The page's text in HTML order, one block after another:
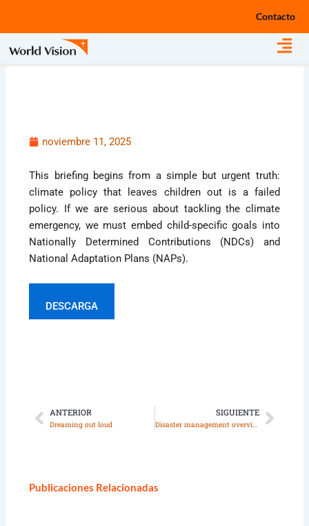
Contacto
noviembre 11, 2025
This briefing begins from a simple but urgent truth:
climate policy that leaves children out is a failed
policy. If we are serious about tackling the climate
emergency, we must embed child-specific goals into
Nationally Determined Contributions (NDCs) and
National Adaptation Plans (NAPs).
DESCARGA
AntANTERIOR
Dreaming out loud
SIGUIENTE
Disaster management overview AF25
Publicaciones Relacionadas